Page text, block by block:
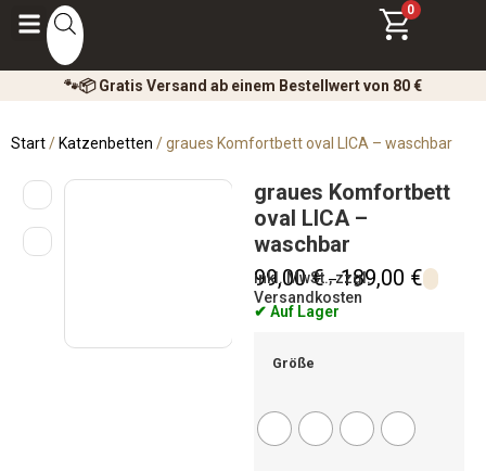
0
🐾📦 Gratis Versand ab einem Bestellwert von 80 €
Start/ Katzenbetten / graues Komfortbett oval LICA – waschbar
graues Komfortbett
oval LICA –
waschbar
99,00€ –189,00 €
inkl. MwSt., zzgl.
Versandkosten
✔ Auf Lager
Größe